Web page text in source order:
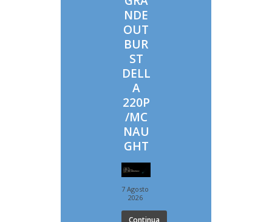
NDE
OUT
BUR
ST
DELL
A
220P
/MC
NAU
GHT
7 Agosto
2026
Continua